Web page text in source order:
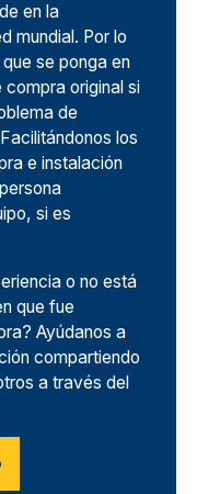
en la
mundial. Por lo
se ponga en
original si
de
los
e instalación
si es
o no está
que fue
Ayúdanos a
compartiendo
a través del